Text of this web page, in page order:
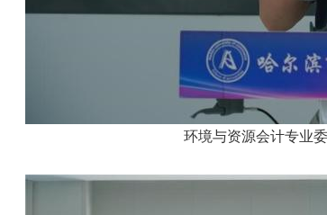
环境与资源会计专业